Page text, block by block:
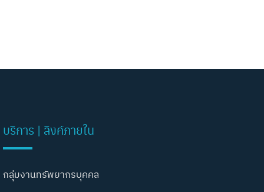
บริการ | ลิงค์ภายใน
กลุ่มงานทรัพยากรบุคคล